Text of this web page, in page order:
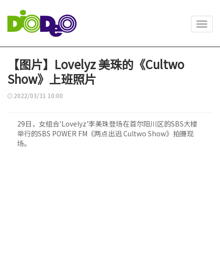
【图片】Lovelyz 美珠的《Cultwo
Show》上班照片
2022/03/31 10:00
29日，女组合'Lovelyz'李美珠登场在首尔阳川区的SBS大楼
举行的SBS POWER FM《两点出逃 Cultwo Show》拍摄现
场。